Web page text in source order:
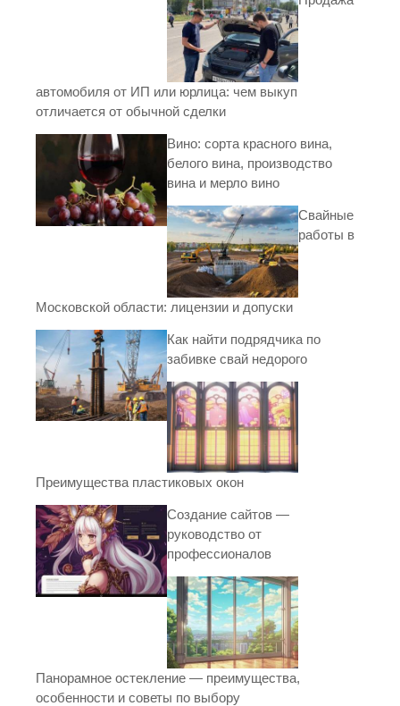
автомобиля от ИП или юрлица: чем выкуп
отличается от обычной сделки
Вино: сорта красного вина,
белого вина, производство
вина и мерло вино
Свайные
работы в
Московской области: лицензии и допуски
Как найти подрядчика по
забивке свай недорого
Преимущества пластиковых окон
Создание сайтов —
руководство от
профессионалов
Панорамное остекление — преимущества,
особенности и советы по выбору